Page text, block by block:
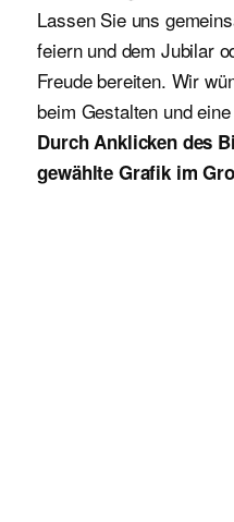
Lassen Sie uns
feiern und dem Jubilar
Freude bereiten. Wir
beim Gestalten und
Durch Anklicken des
gewählte Grafik im